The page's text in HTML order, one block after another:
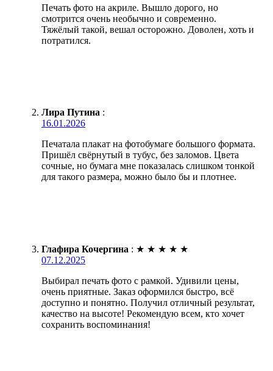
Печать фото на акриле. Вышло дорого, но
смотрится очень необычно и современно.
Тяжёлый такой, вешал осторожно. Доволен, хоть и
потратился.
Лира Путина :
16.01.2026
Печатала плакат на фотобумаге большого формата.
Пришёл свёрнутый в тубус, без заломов. Цвета
сочные, но бумага мне показалась слишком тонкой
для такого размера, можно было бы и плотнее.
Глафира Кочергина : ★ ★ ★ ★ ★
07.12.2025
Выбирал печать фото с рамкой. Удивили цены,
очень приятные. Заказ оформился быстро, всё
доступно и понятно. Получил отличный результат,
качество на высоте! Рекомендую всем, кто хочет
сохранить воспоминания!